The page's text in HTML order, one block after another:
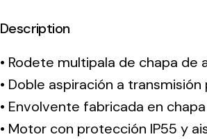
and need
Description
• Rodete multipala de chapa de
• Doble aspiración a
• Envolvente fabricada en
• Motor con protección IP55 y